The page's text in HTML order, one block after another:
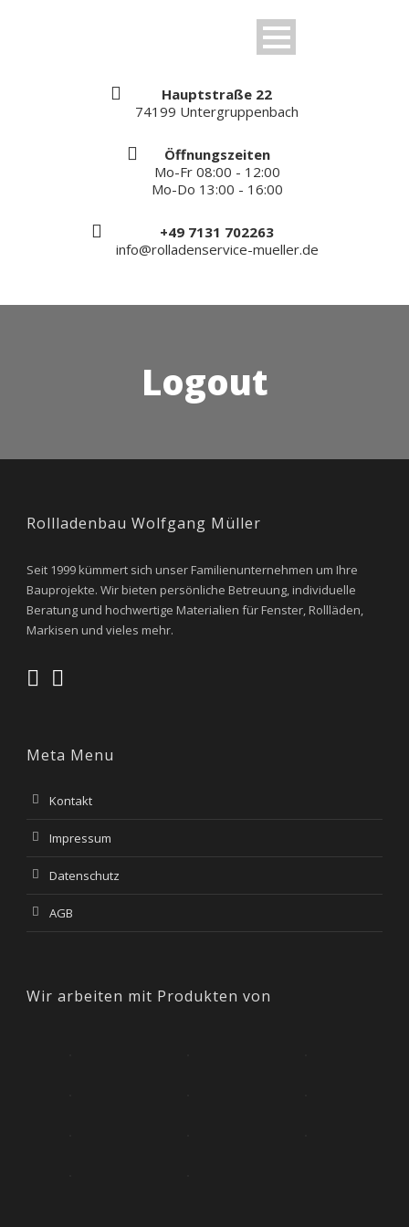
Hauptstraße 22
74199 Untergruppenbach
Öffnungszeiten
Mo-Fr 08:00 - 12:00
Mo-Do 13:00 - 16:00
+49 7131 702263
info@rolladenservice-mueller.de
Logout
Rollladenbau Wolfgang Müller
Seit 1999 kümmert sich unser Familienunternehmen um Ihre
Bauprojekte. Wir bieten persönliche Betreuung, individuelle
Beratung und hochwertige Materialien für Fenster, Rollläden,
Markisen und vieles mehr.
Meta Menu
Kontakt
Impressum
Datenschutz
AGB
Wir arbeiten mit Produkten von